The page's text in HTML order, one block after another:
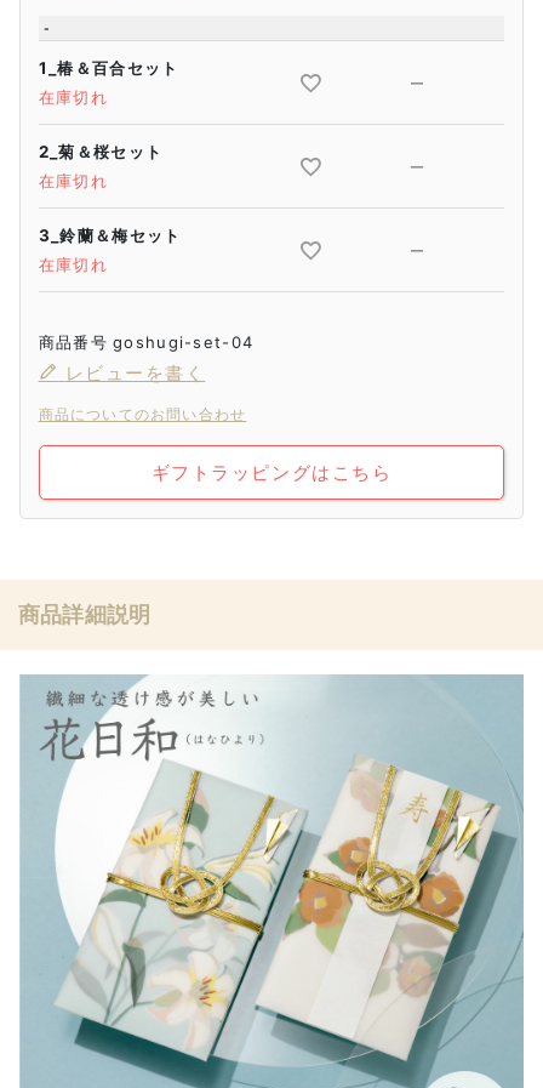
-
1_椿＆百合セット
在庫切れ
—
2_菊＆桜セット
在庫切れ
—
3_鈴蘭＆梅セット
在庫切れ
—
商品番号 goshugi-set-04
レビューを書く
商品についてのお問い合わせ
ギフトラッピングはこちら
商品詳細説明